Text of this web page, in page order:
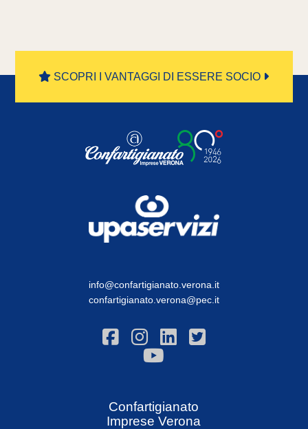
SCOPRI I VANTAGGI DI ESSERE SOCIO
info@confartigianato.verona.it
confartigianato.verona@pec.it
Confartigianato
Imprese Verona